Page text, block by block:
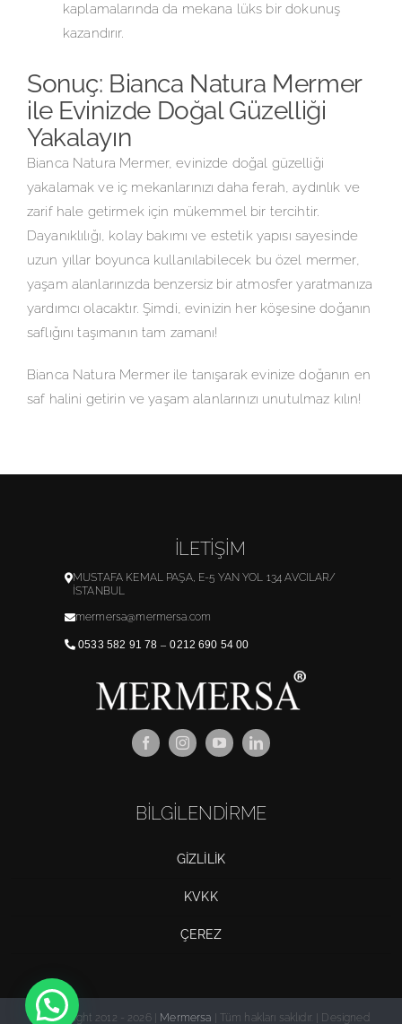
kaplamalarında da mekana lüks bir dokunuş
kazandırır.
Sonuç: Bianca Natura Mermer
ile Evinizde Doğal Güzelliği
Yakalayın
Bianca Natura Mermer, evinizde doğal güzelliği
yakalamak ve iç mekanlarınızı daha ferah, aydınlık ve
zarif hale getirmek için mükemmel bir tercihtir.
Dayanıklılığı, kolay bakımı ve estetik yapısı sayesinde
uzun yıllar boyunca kullanılabilecek bu özel mermer,
yaşam alanlarınızda benzersiz bir atmosfer yaratmanıza
yardımcı olacaktır. Şimdi, evinizin her köşesine doğanın
saflığını taşımanın tam zamanı!
Bianca Natura Mermer ile tanışarak evinize doğanın en
saf halini getirin ve yaşam alanlarınızı unutulmaz kılın!
İLETİŞİM
MUSTAFA KEMAL PAŞA, E-5 YAN YOL 134 AVCILAR/
İSTANBUL
mermersa@mermersa.com
0533 582 91 78 – 0212 690 54 00
BİLGİLENDİRME
GİZLİLİK
KVKK
ÇEREZ
© Copyright 2012 - 2026 | Mermersa | Tüm hakları saklıdır. | Designed